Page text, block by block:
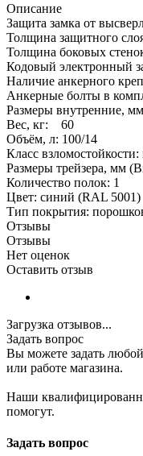
Описание
Защита замка от
Толщина защитного
Толщина боковых
Кодовый электронный
Наличие анкерного
Анкерные болты в
Размеры внутренние,
Вес, кг: 60
Объём, л: 100/14
Класс взломостойкости:
Размеры трейзера, мм
Количество полок: 1
Цвет: синий (RAL 5001)
Тип покрытия:
Отзывы
Отзывы
Нет оценок
Оставить отзыв
Загрузка отзывов...
Задать вопрос
Вы можете задать
или работе магазина.
Наши
помогут.
Задать вопрос